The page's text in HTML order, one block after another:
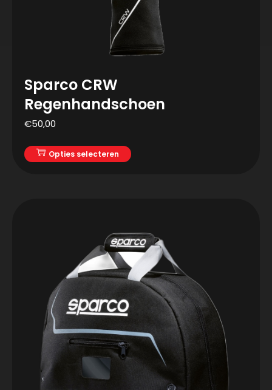
Sparco CRW
Regenhandschoen
€50,00
Opties selecteren